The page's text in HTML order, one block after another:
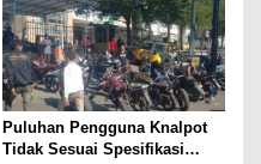
Puluhan Pengguna Knalpot
Tidak Sesuai Spesifikasi